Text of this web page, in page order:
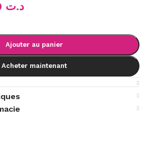
د.ت
Ajouter au panier
Acheter maintenant